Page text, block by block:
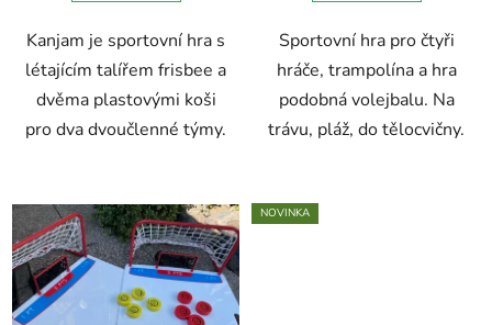
hvězdiček.
Kanjam je sportovní hra s
létajícím talířem frisbee a
dvěma plastovými koši
pro dva dvoučlenné týmy.
hvězdiček.
Sportovní hra pro čtyři
hráče, trampolína a hra
podobná volejbalu. Na
trávu, pláž, do tělocvičny.
NOVINKA